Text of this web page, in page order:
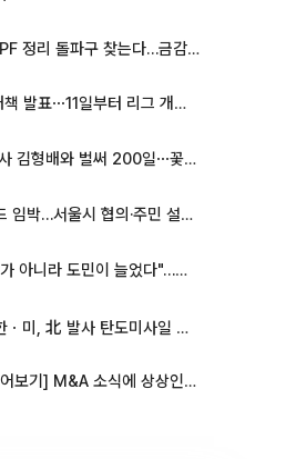
돌파구 찾는다…금감원, 1년 반 만에 매각설명회 재개
KBO, 폭염 대책 발표⋯11일부터 리그 개시ㆍ경기 오후 7시 시작
아옳이, 한의사 김형배와 벌써 200일⋯꽃다발 들고 "프러포즈 아냐"
정부 공급카드 임박…서울시 협의·주민 설득이 성패 가른다 [부동산 해법 전쟁]
추미애 "복지가 아니라 도민이 늘었다"…재정난 책임론 정면돌파
, 北 발사 탄도미사일 제원 정밀분석 중"
[급등락주 짚어보기] M&A 소식에 상상인증권ㆍ유니켐 ‘상한가’⋯유증 제동 걸린 SK디앤디↑